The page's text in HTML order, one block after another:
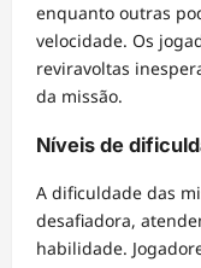
enquanto outras
velocidade. Os
reviravoltas
da missão.
Níveis de
A dificuldade das
desafiadora,
habilidade.